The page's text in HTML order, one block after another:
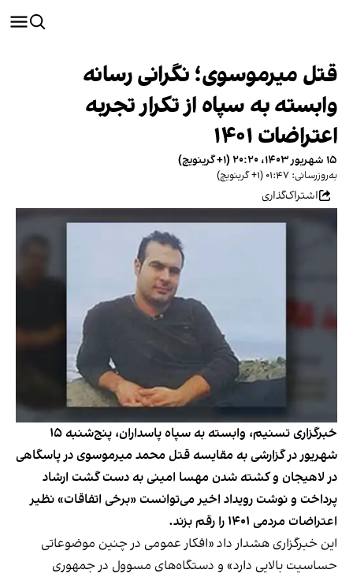
قتل میرموسوی؛ نگرانی رسانه
وابسته به سپاه از تکرار تجربه
اعتراضات ۱۴۰۱
۱۵ شهریور ۱۴۰۳، ۲۰:۲۰ (‎+۱ گرینویچ)
به‌روزرسانی: ۰۱:۴۷ (‎+۱ گرینویچ)
اشتراک‌گذاری
خبرگزاری تسنیم، وابسته به سپاه پاسداران، پنج‌شنبه ۱۵
شهریور در گزارشی به مقایسه قتل محمد میرموسوی در پاسگاهی
در لاهیجان و کشته شدن مهسا امینی به دست گشت ارشاد
پرداخت و نوشت رویداد اخیر می‌توانست «برخی اتفاقات» نظیر
اعتراضات مردمی ۱۴۰۱ را رقم بزند.
این خبرگزاری هشدار داد «افکار عمومی در چنین موضوعاتی
حساسیت بالایی دارد» و دستگاه‌های مسوول در جمهوری